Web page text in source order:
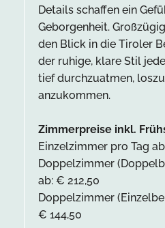
Details schaffen ein
Geborgenheit.
den Blick in die Tiroler
der ruhige, klare Stil
tief durchzuatmen,
anzukommen.
Zimmerpreise inkl.
Einzelzimmer pro Tag
Doppelzimmer
ab: € 212,50
Doppelzimmer
€ 144,50